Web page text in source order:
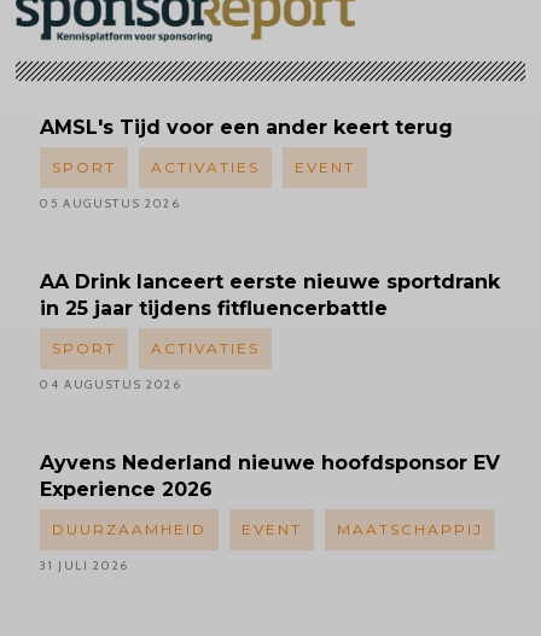
AMSL's Tijd voor een ander keert terug
SPORT ACTIVATIES EVENT
05 AUGUSTUS 2026
AA Drink lanceert eerste nieuwe sportdrank
in 25 jaar tijdens fitfluencerbattle
SPORT ACTIVATIES
04 AUGUSTUS 2026
Ayvens Nederland nieuwe hoofdsponsor EV
Experience 2026
DUURZAAMHEID EVENT MAATSCHAPPIJ
31 JULI 2026